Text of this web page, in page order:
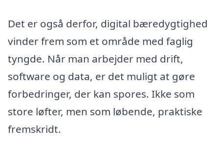
Det er også derfor, digital bæredygtighed
vinder frem som et område med faglig
tyngde. Når man arbejder med drift,
software og data, er det muligt at gøre
forbedringer, der kan spores. Ikke som
store løfter, men som løbende, praktiske
fremskridt.